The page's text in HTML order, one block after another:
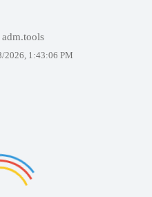
adm.tools
2026, 1:43:06 PM